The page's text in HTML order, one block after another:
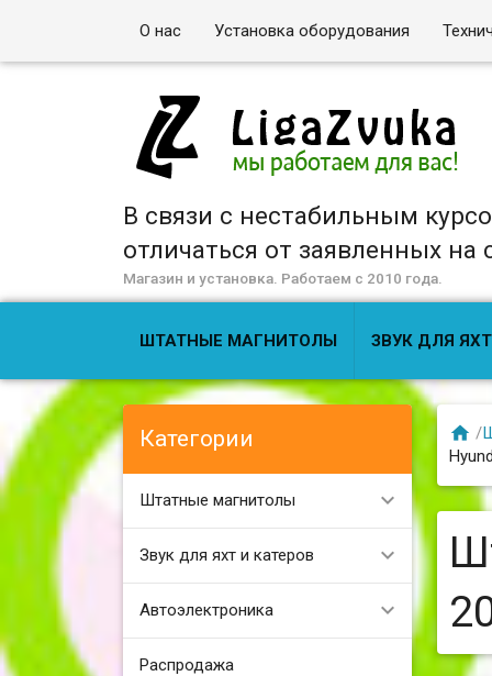
О нас Установка оборудования
В связи с нестабильным
отличаться от заявленных на
Магазин и установка. Работаем с 2010 года.
ШТАТНЫЕ МАГНИТОЛЫ ЗВУК ДЛЯ
Категории
Штатные магнитолы
Звук для яхт и катеров
Автоэлектроника
Распродажа
 /